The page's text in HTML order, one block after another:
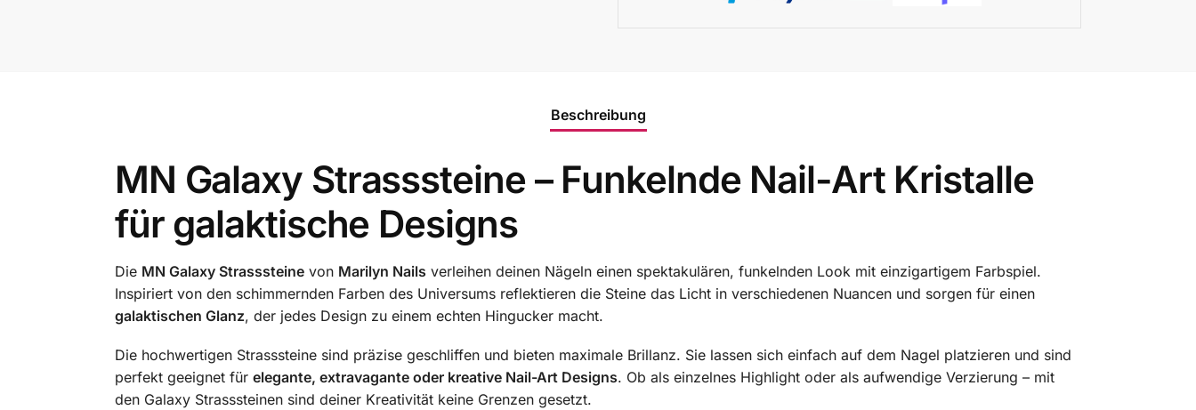
Beschreibung
MN Galaxy Strasssteine – Funkelnde Nail-Art Kristalle
für galaktische Designs
Die MN Galaxy Strasssteinevon Marilyn Nails verleihen deinen Nägeln einen spektakulären, funkelnden Look mit einzigartigem Farbspiel.
Inspiriert von den schimmernden Farben des Universums reflektieren die Steine das Licht in verschiedenen Nuancen und sorgen für einen
galaktischen Glanz, der jedes Design zu einem echten Hingucker macht.
Die hochwertigen Strasssteine sind präzise geschliffen und bieten maximale Brillanz. Sie lassen sich einfach auf dem Nagel platzieren und sind
perfekt geeignet für elegante, extravagante oder kreative Nail-Art Designs. Ob als einzelnes Highlight oder als aufwendige Verzierung – mit
den Galaxy Strasssteinen sind deiner Kreativität keine Grenzen gesetzt.